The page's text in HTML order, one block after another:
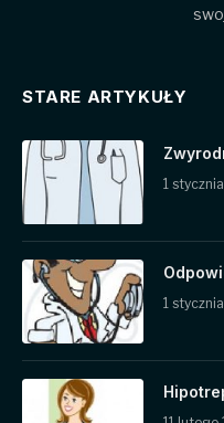
STARE ARTYKUŁY
1
1